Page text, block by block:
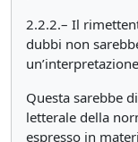
2.2.2.– Il
dubbi non
Questa sarebbe
letterale della
espresso in